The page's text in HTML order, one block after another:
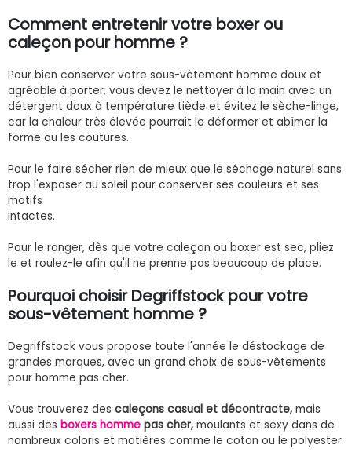
Comment entretenir votre boxer ou
caleçon pour homme ?
Pour bien conserver votre sous-vêtement homme doux et
agréable à porter, vous devez le nettoyer à la main avec un
détergent doux à température tiède et évitez le sèche-linge,
car la chaleur très élevée pourrait le déformer et abîmer la
forme ou les coutures.
Pour le faire sécher rien de mieux que le séchage naturel sans
trop l'exposer au soleil pour conserver ses couleurs et ses
motifs
intactes.
Pour le ranger, dès que votre caleçon ou boxer est sec, pliez
le et roulez-le afin qu'il ne prenne pas beaucoup de place.
Pourquoi choisir Degriffstock pour votre
sous-vêtement homme ?
Degriffstock vous propose toute l'année le déstockage de
grandes marques, avec un grand choix de sous-vêtements
pour homme pas cher.
Vous trouverez des caleçons casual et décontracte, mais
aussi des boxers homme pas cher, moulants et sexy dans de
nombreux coloris et matières comme le coton ou le polyester.